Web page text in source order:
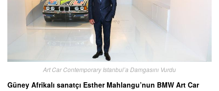
Art Car Contemporary Istanbul’a Damgasını Vurdu
Güney Afrikalı sanatçı Esther Mahlangu’nun BMW Art Car